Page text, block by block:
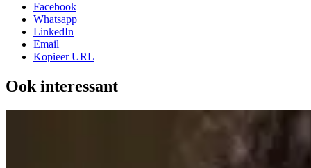
Facebook
Whatsapp
LinkedIn
Email
Kopieer URL
Ook interessant